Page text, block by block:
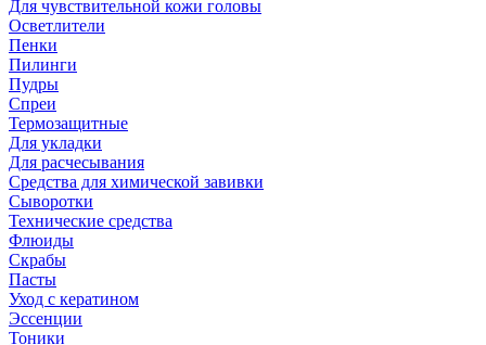
Для чувствительной кожи головы
Осветлители
Пенки
Пилинги
Пудры
Спреи
Термозащитные
Для укладки
Для расчесывания
Средства для химической завивки
Сыворотки
Технические средства
Флюиды
Скрабы
Пасты
Уход с кератином
Эссенции
Тоники